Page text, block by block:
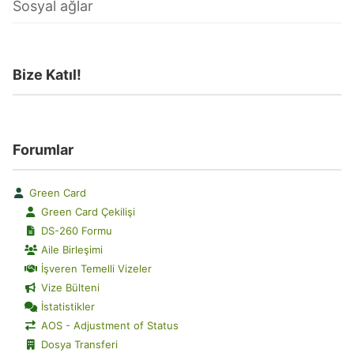
Sosyal ağlar
Bize Katıl!
Forumlar
Green Card
Green Card Çekilişi
DS-260 Formu
Aile Birleşimi
İşveren Temelli Vizeler
Vize Bülteni
İstatistikler
AOS - Adjustment of Status
Dosya Transferi